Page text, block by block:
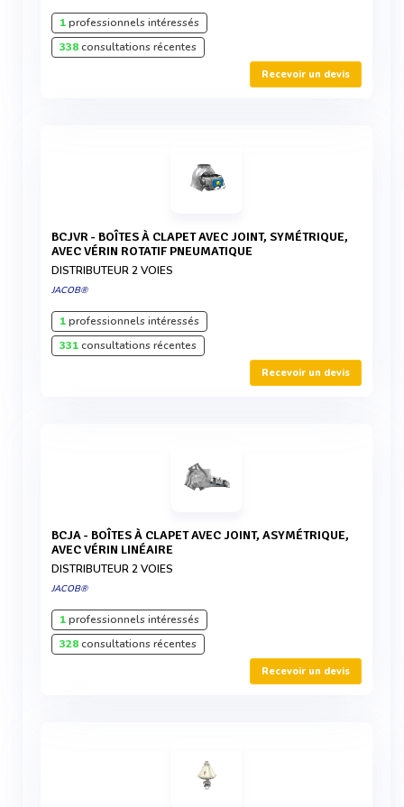
1professionnels intéressés
338consultations récentes
Recevoir un devis
BCJVR - BOÎTES À CLAPET AVEC JOINT, SYMÉTRIQUE,
AVEC VÉRIN ROTATIF PNEUMATIQUE
DISTRIBUTEUR 2 VOIES
JACOB®
1professionnels intéressés
331consultations récentes
Recevoir un devis
BCJA - BOÎTES À CLAPET AVEC JOINT, ASYMÉTRIQUE,
AVEC VÉRIN LINÉAIRE
DISTRIBUTEUR 2 VOIES
JACOB®
1professionnels intéressés
328consultations récentes
Recevoir un devis